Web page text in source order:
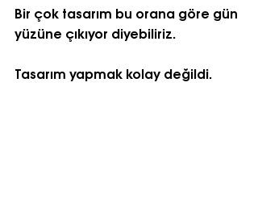
Bir çok tasarım bu orana göre gün
yüzüne çıkıyor diyebiliriz.
Tasarım yapmak kolay değildi.